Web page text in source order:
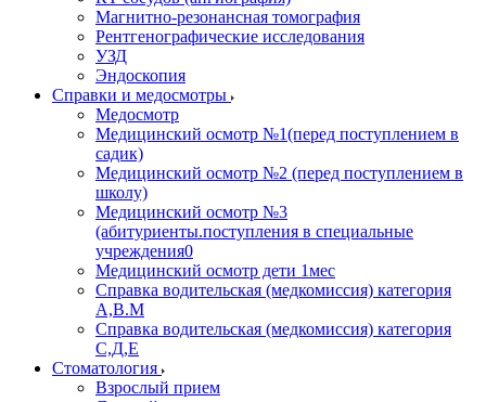
Магнитно-резонансная томография
Рентгенографические исследования
УЗД
Эндоскопия
Справки и медосмотры
Медосмотр
Медицинский осмотр №1(перед поступлением в
садик)
Медицинский осмотр №2 (перед поступлением в
школу)
Медицинский осмотр №3
(абитуриенты.поступления в специальные
учреждения0
Медицинский осмотр дети 1мес
Справка водительская (медкомиссия) категория
А,В.М
Справка водительская (медкомиссия) категория
С,Д,Е
Стоматология
Взрослый прием